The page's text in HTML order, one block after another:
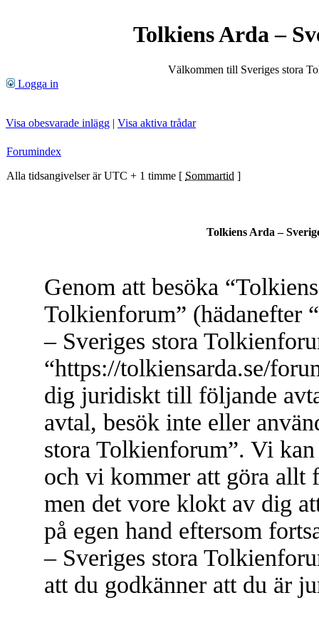
Tolkiens Arda –
Välkommen till Sveriges stora
Logga in
Visa obesvarade inlägg | Visa aktiva trådar
Forumindex
Alla tidsangivelser är UTC + 1 timme [ Sommartid ]
Tolkiens Arda –
Genom att besöka
Tolkienforum” (hädanefter
– Sveriges stora
“https://tolkiensarda.se/
dig juridiskt till följande
avtal, besök inte eller
stora Tolkienforum”. Vi
och vi kommer att göra allt
men det vore klokt av dig
på egen hand eftersom
– Sveriges stora
att du godkänner att du är